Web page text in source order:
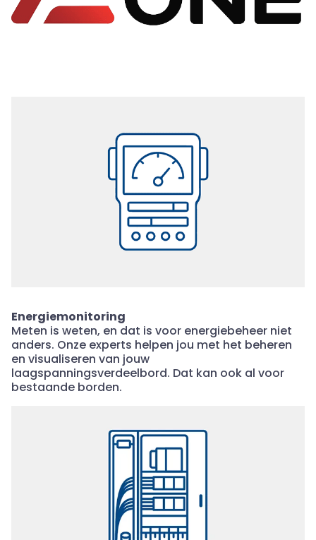
Energiemonitoring
Meten is weten, en dat is voor energiebeheer niet
anders. Onze experts helpen jou met het beheren
en visualiseren van jouw
laagspanningsverdeelbord. Dat kan ook al voor
bestaande borden.